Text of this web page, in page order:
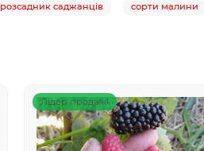
розсадник саджанців сорти малини
Лідер продаж!